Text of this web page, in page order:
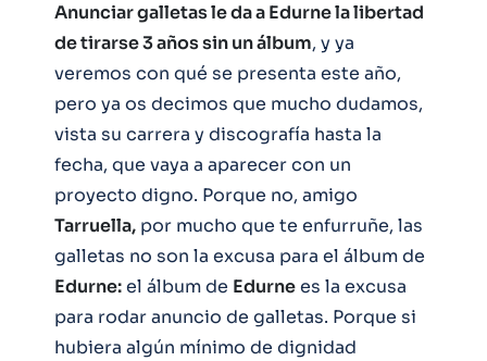
Anunciar galletas le da a Edurne la libertad
de tirarse 3 años sin un álbum, y ya
veremos con qué se presenta este año,
pero ya os decimos que mucho dudamos,
vista su carrera y discografía hasta la
fecha, que vaya a aparecer con un
proyecto digno. Porque no, amigo
Tarruella, por mucho que te enfurruñe, las
galletas no son la excusa para el álbum de
Edurne:el álbum de Edurnees la excusa
para rodar anuncio de galletas. Porque si
hubiera algún mínimo de dignidad